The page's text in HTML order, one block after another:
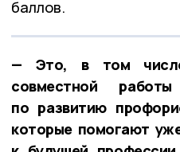
баллов.
— Это, в том
совместной
по развитию
которые помогают